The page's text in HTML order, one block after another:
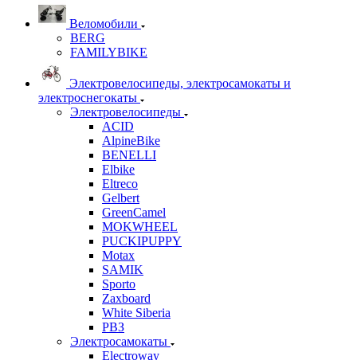
Веломобили
BERG
FAMILYBIKE
Электровелосипеды, электросамокаты и
электроснегокаты
Электровелосипеды
ACID
AlpineBike
BENELLI
Elbike
Eltreco
Gelbert
GreenCamel
MOKWHEEL
PUCKIPUPPY
Motax
SAMIK
Sporto
Zaxboard
White Siberia
РВЗ
Электросамокаты
Electroway